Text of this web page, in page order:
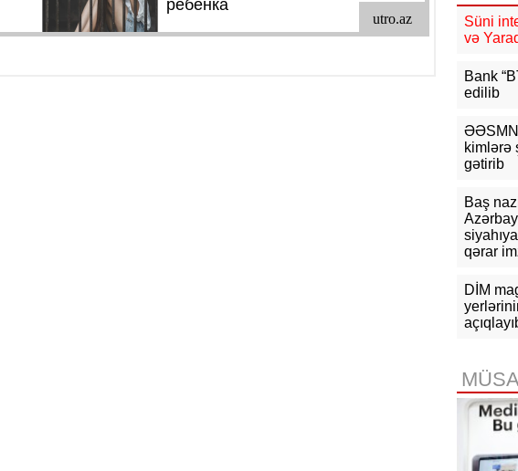
11:36
11:10
10:44
10:23
hazırda
Süni
və
Bank
edilib
kimlərə
gətirib
Baş
qərar
DİM